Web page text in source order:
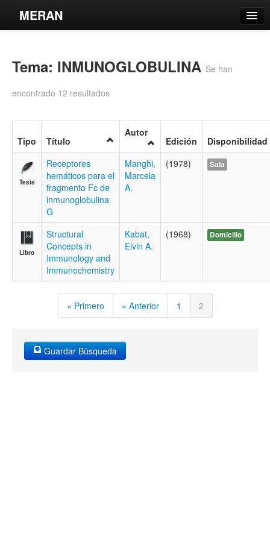
MERAN
Búsqueda Avanzada
Contacto
Iniciar sesión
Tema: INMUNOGLOBULINA Se han
encontrado 12 resultados
Tipo Título
Autor
Edición Disponibilidad
Tesis
Receptores
hemáticos para el
fragmento Fc de
inmunoglobulina
G
Manghi,
Marcela
A.
(1978) Sala
Libro
Structural
Concepts in
Immunology and
Immunochemistry
Kabat,
Elvin A.
(1968) Domicilio
« Primero « Anterior 1 2
Guardar Búsqueda